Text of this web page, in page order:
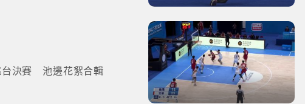
台決賽 池邊花絮合輯